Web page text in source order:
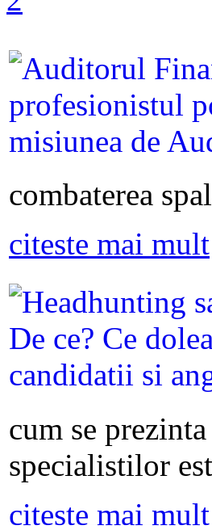
combaterea
citeste mai mult
cum se
specialistilor
citeste mai mult